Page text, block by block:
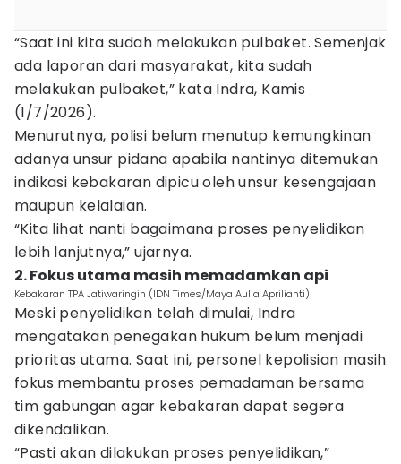
“Saat ini kita sudah melakukan pulbaket. Semenjak
ada laporan dari masyarakat, kita sudah
melakukan pulbaket,” kata Indra, Kamis
(1/7/2026).
Menurutnya, polisi belum menutup kemungkinan
adanya unsur pidana apabila nantinya ditemukan
indikasi kebakaran dipicu oleh unsur kesengajaan
maupun kelalaian.
“Kita lihat nanti bagaimana proses penyelidikan
lebih lanjutnya,” ujarnya.
2. Fokus utama masih memadamkan api
Kebakaran TPA Jatiwaringin (IDN Times/Maya Aulia Aprilianti)
Meski penyelidikan telah dimulai, Indra
mengatakan penegakan hukum belum menjadi
prioritas utama. Saat ini, personel kepolisian masih
fokus membantu proses pemadaman bersama
tim gabungan agar kebakaran dapat segera
dikendalikan.
“Pasti akan dilakukan proses penyelidikan,”